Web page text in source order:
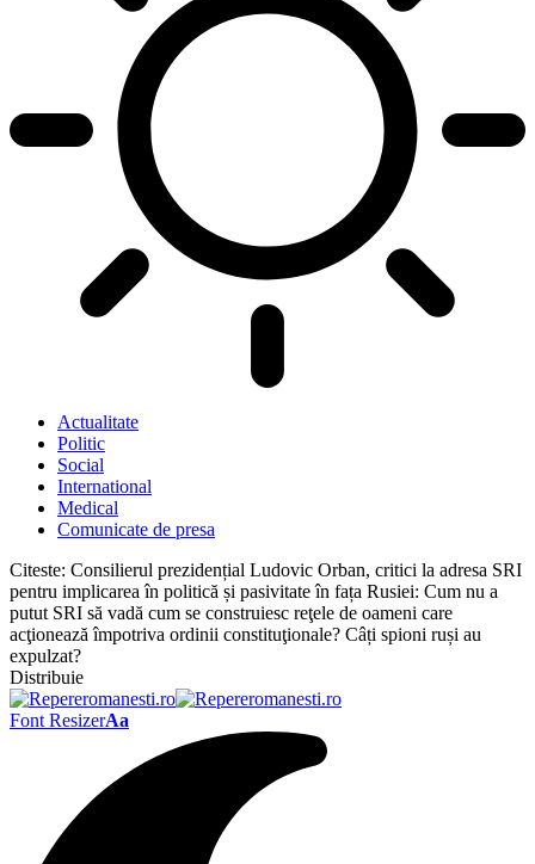
Actualitate
Politic
Social
International
Medical
Comunicate de presa
Citeste: Consilierul prezidențial Ludovic Orban, critici la adresa SRI
pentru implicarea în politică și pasivitate în fața Rusiei: Cum nu a
putut SRI să vadă cum se construiesc reţele de oameni care
acţionează împotriva ordinii constituţionale? Câți spioni ruși au
expulzat?
Distribuie
Font ResizerAa